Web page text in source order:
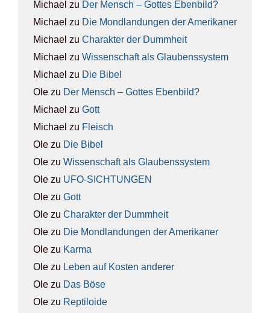
Michael zu Der Mensch – Got­tes Eben­bild?
Michael zu Die Mond­lan­dun­gen der Ame­ri­ka­ner
Michael zu Cha­rak­ter der Dumm­heit
Michael zu Wis­sen­schaft als Glau­bens­sys­tem
Michael zu Die Bibel
Ole zu Der Mensch – Got­tes Eben­bild?
Michael zu Gott
Michael zu Fleisch
Ole zu Die Bibel
Ole zu Wis­sen­schaft als Glau­bens­sys­tem
Ole zu UFO-SICH­TUN­GEN
Ole zu Gott
Ole zu Cha­rak­ter der Dumm­heit
Ole zu Die Mond­lan­dun­gen der Ame­ri­ka­ner
Ole zu Kar­ma
Ole zu Leben auf Kos­ten ande­rer
Ole zu Das Böse
Ole zu Rep­ti­lo­ide